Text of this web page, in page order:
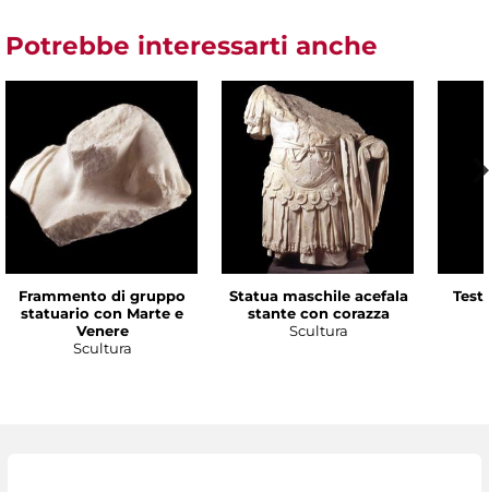
Potrebbe interessarti anche
Frammento di gruppo
statuario con Marte e
Venere
Scultura
Statua maschile acefala
stante con corazza
Scultura